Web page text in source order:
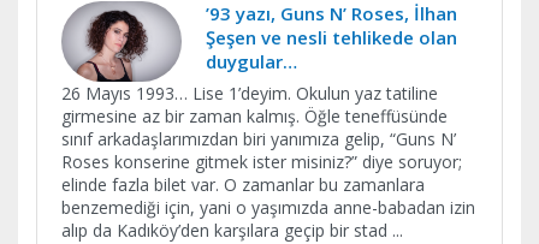
’93 yazı, Guns N’ Roses, İlhan
Şeşen ve nesli tehlikede olan
duygular…
26 Mayıs 1993… Lise 1’deyim. Okulun yaz tatiline
girmesine az bir zaman kalmış. Öğle teneffüsünde
sınıf arkadaşlarımızdan biri yanımıza gelip, “Guns N’
Roses konserine gitmek ister misiniz?” diye soruyor;
elinde fazla bilet var. O zamanlar bu zamanlara
benzemediği için, yani o yaşımızda anne-babadan izin
alıp da Kadıköy’den karşılara geçip bir stad ...